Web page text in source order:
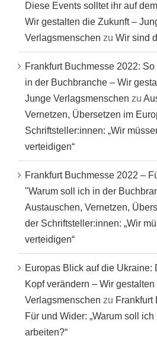
Diese Events solltet ihr auf
Wir gestalten die Zukunft –
Verlagsmenschen zu Wir sind
Frankfurt Buchmesse 2022:
in der Buchbranche – Wir
Junge Verlagsmenschen zu
Vernetzen, Übersetzen im
Schriftsteller:innen: „Wir
verteidigen“
Frankfurt Buchmesse 2022 –
"Warum soll ich in der
Austauschen, Vernetzen,
der Schriftsteller:innen: „Wir
verteidigen“
Europas Blick auf die Ukraine:
Kopf verändern – Wir
Verlagsmenschen zu Frankfurt
Für und Wider: „Warum soll
arbeiten?“